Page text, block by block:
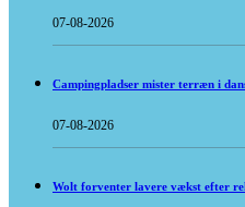
07-08-2026
Campingpladser mister terræn i
07-08-2026
Wolt forventer lavere vækst efter